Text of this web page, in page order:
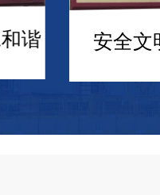
谐
安全文